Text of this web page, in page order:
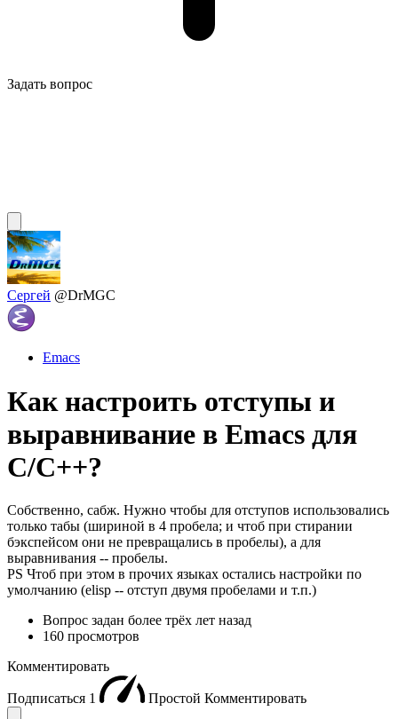
Задать вопрос
Сергей @DrMGC
Emacs
Как настроить отступы и
выравнивание в Emacs для
C/C++?
Собственно, сабж. Нужно чтобы для отступов использовались
только табы (шириной в 4 пробела; и чтоб при стирании
бэкспейсом они не превращались в пробелы), а для
выравнивания -- пробелы.
PS Чтоб при этом в прочих языках остались настройки по
умолчанию (elisp -- отступ двумя пробелами и т.п.)
Вопрос задан более трёх лет назад
160 просмотров
Комментировать
Подписаться 1 Простой Комментировать